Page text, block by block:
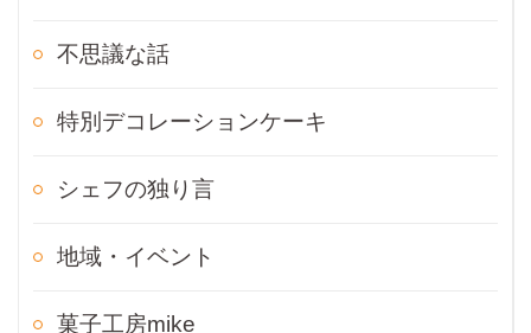
不思議な話
特別デコレーションケーキ
シェフの独り言
地域・イベント
菓子工房mike